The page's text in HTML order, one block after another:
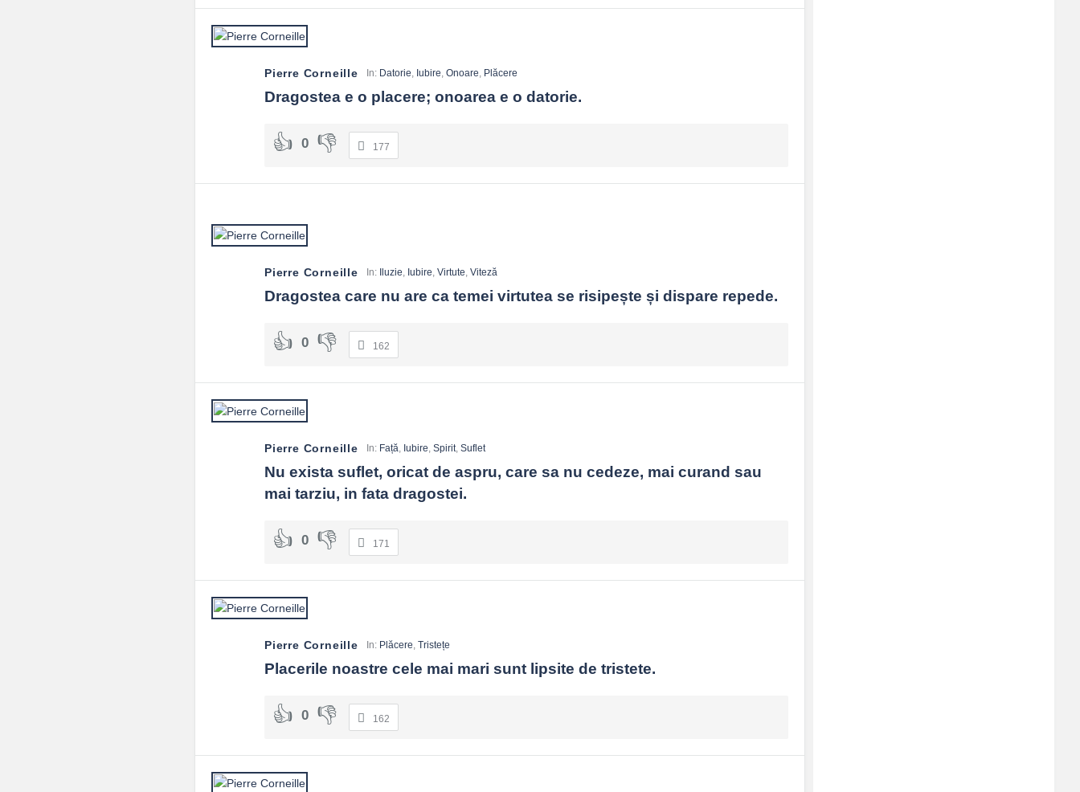
Pierre Corneille In: Datorie, Iubire, Onoare, Plăcere
Dragostea e o placere; onoarea e o datorie.
0 177
Pierre Corneille In: Iluzie, Iubire, Virtute, Viteză
Dragostea care nu are ca temei virtutea se risipește și dispare repede.
0 162
Pierre Corneille In: Față Iubire Spirit, Suflet
Nu exista suflet, oricat de aspru, care sa nu cedeze, mai curand sau
mai tarziu, in fata dragostei.
0 171
Pierre Corneille In: Plăcere, Tristețe
Placerile noastre cele mai mari sunt lipsite de tristete.
0 162